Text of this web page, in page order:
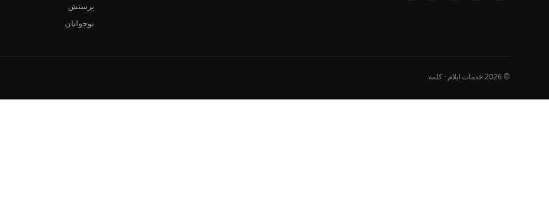
پرستش
نوجوانان
© 2026 خدمات ایلام · کلمه